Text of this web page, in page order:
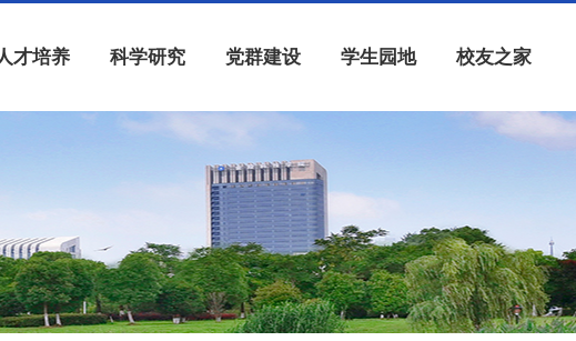
才培养 科学研究 党群建设 学生园地 校友之家